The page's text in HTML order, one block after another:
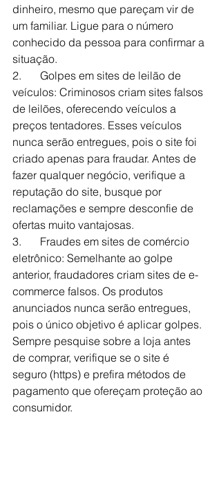
dinheiro, mesmo que pareçam vir de
um familiar. Ligue para o número
conhecido da pessoa para confirmar a
situação.
2.	Golpes em sites de leilão de
veículos: Criminosos criam sites falsos
de leilões, oferecendo veículos a
preços tentadores. Esses veículos
nunca serão entregues, pois o site foi
criado apenas para fraudar. Antes de
fazer qualquer negócio, verifique a
reputação do site, busque por
reclamações e sempre desconfie de
ofertas muito vantajosas.
3.	Fraudes em sites de comércio
eletrônico: Semelhante ao golpe
anterior, fraudadores criam sites de e-
commerce falsos. Os produtos
anunciados nunca serão entregues,
pois o único objetivo é aplicar golpes.
Sempre pesquise sobre a loja antes
de comprar, verifique se o site é
seguro (https) e prefira métodos de
pagamento que ofereçam proteção ao
consumidor.